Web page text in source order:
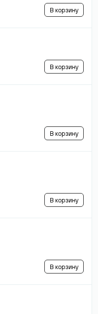
В корзину
В корзину
В корзину
В корзину
В корзину